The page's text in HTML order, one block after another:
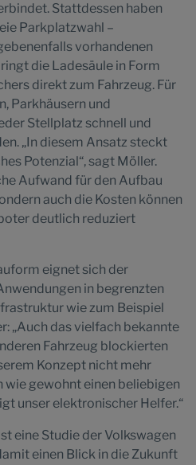
Stattdessen haben
Parkplatzwahl –
vorhandenen
die Ladesäule in Form
direkt zum Fahrzeug. Für
Parkhäusern und
Stellplatz schnell und
„In diesem Ansatz steckt
Potenzial“, sagt Möller.
Aufwand für den Aufbau
auch die Kosten können
deutlich reduziert
eignet sich der
in begrenzten
wie zum Beispiel
„Auch das vielfach bekannte
Fahrzeug blockierten
Konzept nicht mehr
wie gewohnt einen beliebigen
unser elektronischer Helfer.“
eine Studie der Volkswagen
einen Blick in die Zukunft